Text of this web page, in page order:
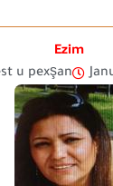
Ezim
u pexşan